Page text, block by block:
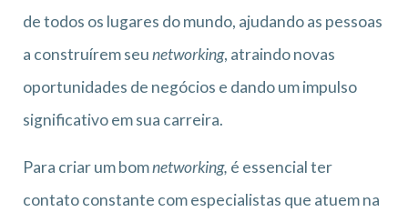
de todos os lugares do mundo, ajudando as pessoas
a construírem seunetworking, atraindo novas
oportunidades de negócios e dando um impulso
significativo em sua carreira.
Para criar um bomnetworking, é essencial ter
contato constante com especialistas que atuem na